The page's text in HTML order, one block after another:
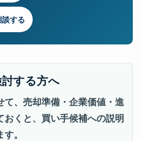
談する
する方へ
て、売却準備・企業価値・進
おくと、買い手候補への説明
。